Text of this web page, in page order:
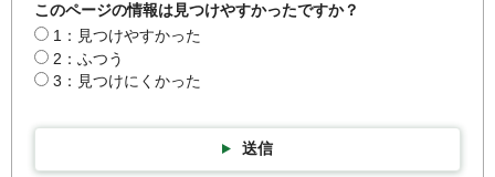
このページの情報は見つけやすかったですか？
1：見つけやすかった
2：ふつう
3：見つけにくかった
送信